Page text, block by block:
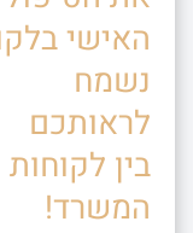
האישי
נשמח
לראותכם
בין לקוחות
המשרד!